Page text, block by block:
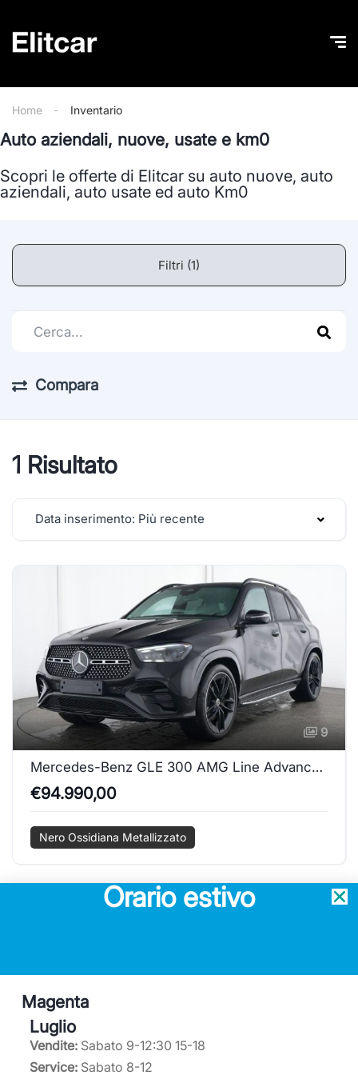
Home Inventario
Auto aziendali, nuove, usate e km0
Scopri le offerte di Elitcar su auto nuove, auto
aziendali, auto usate ed auto Km0
Filtri (1)
Compara
1 Risultato
Data inserimento: Più recente
9
Mercedes-Benz GLE 300 AMG Line Advanced Plus
€94.990,00
Nero Ossidiana Metallizzato
Service ufficiale Mercedes-Benz
Concessionario ufficiale Subaru
Orario estivo
Magenta
Luglio
Vendite: Sabato 9-12:30 15-18
Service: Sabato 8-12